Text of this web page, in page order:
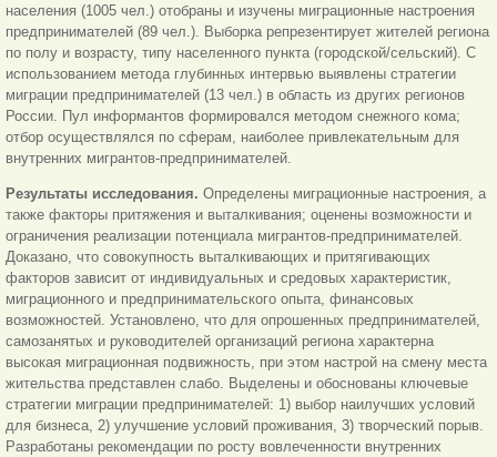
населения (1005 чел.) отобраны и изучены миграционные настроения
предпринимателей (89 чел.). Выборка репрезентирует жителей региона
по полу и возрасту, типу населенного пункта (городской/сельский). С
использованием метода глубинных интервью выявлены стратегии
миграции предпринимателей (13 чел.) в область из других регионов
России. Пул информантов формировался методом снежного кома;
отбор осуществлялся по сферам, наиболее привлекательным для
внутренних мигрантов-предпринимателей.
Результаты исследования. Определены миграционные настроения, а
также факторы притяжения и выталкивания; оценены возможности и
ограничения реализации потенциала мигрантов-­предпринимателей.
Доказано, что совокупность выталкивающих и притягивающих
факторов зависит от индивидуальных и средовых характеристик,
миграционного и предпринимательского опыта, финансовых
возможностей. Установлено, что для опрошенных предпринимателей,
самозанятых и руководителей организаций региона характерна
высокая миграционная подвижность, при этом настрой на смену места
жительства представлен слабо. Выделены и обоснованы ключевые
стратегии миграции предпринимателей: 1) выбор наилучших условий
для бизнеса, 2) улучшение условий проживания, 3) творческий порыв.
Разработаны рекомендации по росту вовлеченности внутренних